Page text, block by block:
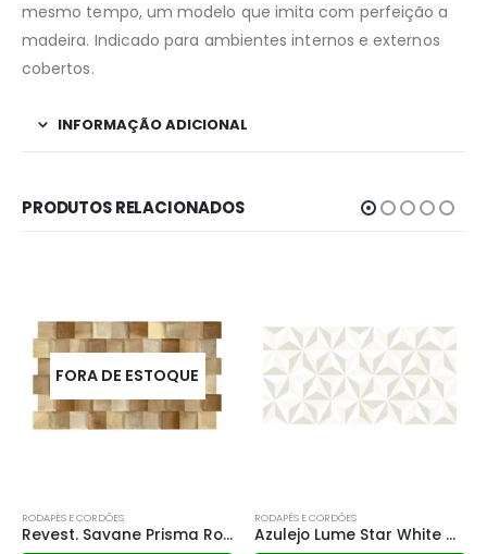
mesmo tempo, um modelo que imita com perfeição a
madeira. Indicado para ambientes internos e externos
cobertos.
INFORMAÇÃO ADICIONAL
PRODUTOS RELACIONADOS
FORA DE ESTOQUE
RODAPÉS E CORDÕES
Revest. Savane Prisma Roble 31×54 a
RODAPÉS E CORDÕES
Azulejo Lume Star White 45×90 Ret.